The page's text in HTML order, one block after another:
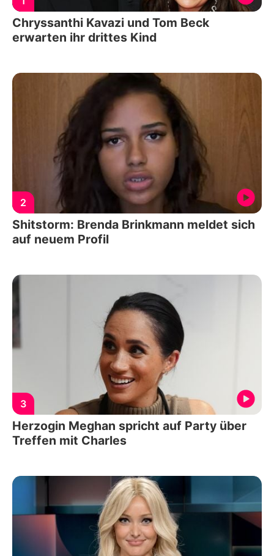
Chryssanthi Kavazi und Tom Beck
erwarten ihr drittes Kind
2
Shitstorm: Brenda Brinkmann meldet sich
auf neuem Profil
3
Herzogin Meghan spricht auf Party über
Treffen mit Charles